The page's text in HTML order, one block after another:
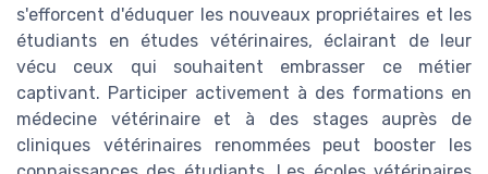
s'efforcent d'éduquer les nouveaux propriétaires et les
étudiants en études vétérinaires, éclairant de leur
vécu ceux qui souhaitent embrasser ce métier
captivant. Participer activement à des formations en
médecine vétérinaire et à des stages auprès de
cliniques vétérinaires renommées peut booster les